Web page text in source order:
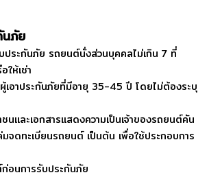
นภัย
ประกันภัย รถยนต์นั่งส่วนบุคคลไม่เกิน 7 ที่
ให้เช่า
เอาประกันภัยที่มีอายุ 35-45 ปี โดยไม่ต้องระบุ
นและเอกสารแสดงความเป็นเจ้าของรถยนต์คัน
มจดทะเบียนรถยนต์ เป็นต้น เพื่อใช้ประกอบการ
อนการรับประกันภัย